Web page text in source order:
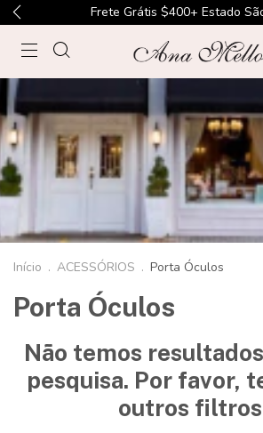
Frete Grátis $400+ Estado
Início . ACESSÓRIOS . Porta Óculos
Porta Óculos
Não temos
pesquisa. Por favor,
outros